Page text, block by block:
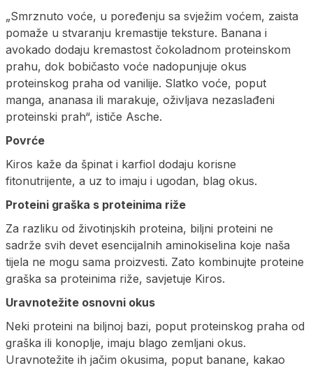
„Smrznuto voće, u poređenju sa svježim voćem, zaista
pomaže u stvaranju kremastije teksture. Banana i
avokado dodaju kremastost čokoladnom proteinskom
prahu, dok bobičasto voće nadopunjuje okus
proteinskog praha od vanilije. Slatko voće, poput
manga, ananasa ili marakuje, oživljava nezaslađeni
proteinski prah“, ističe Asche.
Povrće
Kiros kaže da špinat i karfiol dodaju korisne
fitonutrijente, a uz to imaju i ugodan, blag okus.
Proteini graška s proteinima riže
Za razliku od životinjskih proteina, biljni proteini ne
sadrže svih devet esencijalnih aminokiselina koje naša
tijela ne mogu sama proizvesti. Zato kombinujte proteine ​​
graška sa proteinima riže, savjetuje Kiros.
Uravnotežite osnovni okus
Neki proteini na biljnoj bazi, poput proteinskog praha od
graška ili konoplje, imaju blago zemljani okus.
Uravnotežite ih jačim okusima, poput banane, kakao